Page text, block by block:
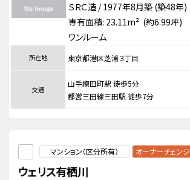
ＳＲＣ造 / 1977年8月築 (築48年)
専有面積: 23.11m² (約6.99坪)
ワンルーム
所在地 東京都港区芝浦３丁目
交通
山手線田町駅 徒歩5分
都営三田線三田駅 徒歩7分
マンション（区分所有） オーナーチェンジ
ウェリス有栖川